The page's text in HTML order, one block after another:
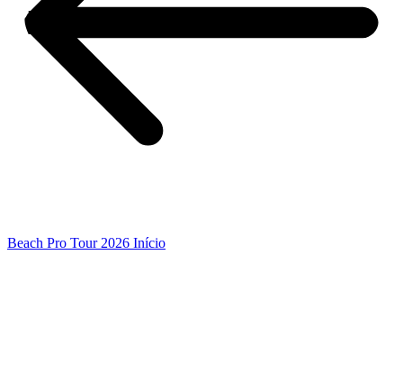
Beach Pro Tour 2026 Início